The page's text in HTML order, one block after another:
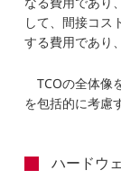
して、間接コス
する費用であり
TCOの全体像
を包括的に考慮
ハードウ